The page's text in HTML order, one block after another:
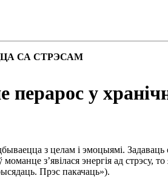
СА СТРЭСАМ
перарос у
з целам і эмоцыямі.
з’явілася энергія ад стрэсу,
Прэс пакачаць»).